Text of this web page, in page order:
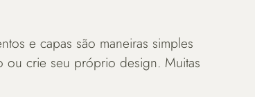
e capas são maneiras simples
ou crie seu próprio design. Muitas